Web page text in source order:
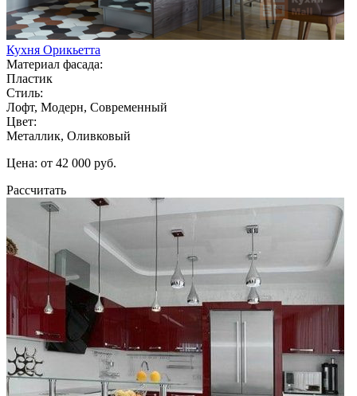
Кухня Орикьетта
Материал фасада:
Пластик
Стиль:
Лофт, Модерн, Современный
Цвет:
Металлик, Оливковый
Цена: от 42 000 руб.
Рассчитать